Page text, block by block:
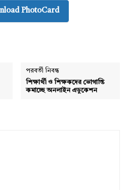
PhotoCard
পরবর্তী নিবন্ধ
শিক্ষার্থী ও শিক্ষকদের ভোগান্তি
কমাচ্ছে অনলাইন এডুকেশন